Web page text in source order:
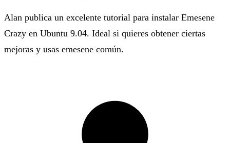
Alan publica un excelente tutorial para instalar Emesene
Crazy en Ubuntu 9.04. Ideal si quieres obtener ciertas
mejoras y usas emesene común.